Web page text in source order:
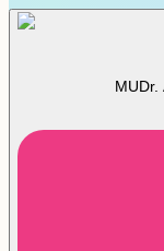
Myslíme na váš
mail
19:00
Sme
MUDr.